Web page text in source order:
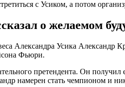
о желаемом
Александра Усика
Фьюри.
претендента. Он
намерен стать чемпионом и